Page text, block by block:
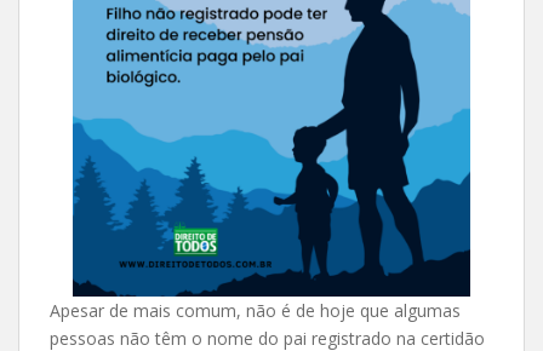
Apesar de mais comum, não é de hoje que algumas
pessoas não têm o nome do pai registrado na certidão